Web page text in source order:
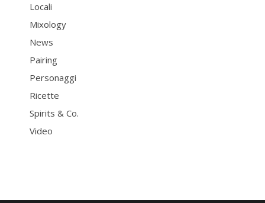
Locali
Mixology
News
Pairing
Personaggi
Ricette
Spirits & Co.
Video